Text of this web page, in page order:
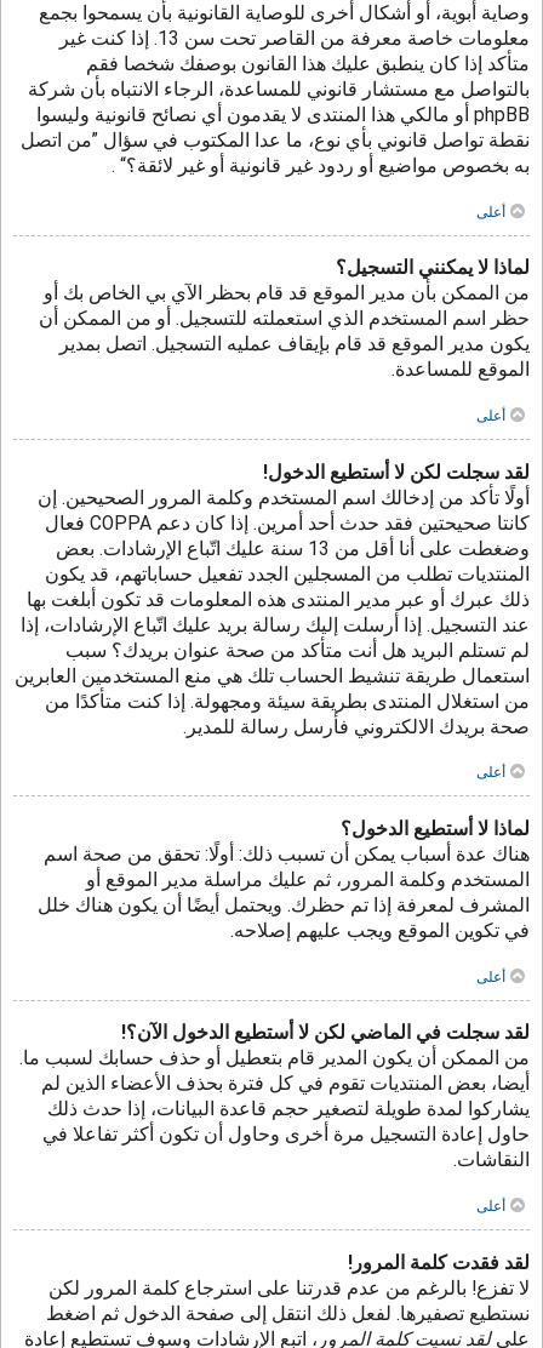
وصاية أبوية، أو أشكال أخرى للوصاية القانونية بأن يسمحوا بجمع
معلومات خاصة معرفة من القاصر تحت سن 13. إذا كنت غير
متأكد إذا كان ينطبق عليك هذا القانون بوصفك شخصا فقم
بالتواصل مع مستشار قانوني للمساعدة، الرجاء الانتباه بأن شركة
phpBB أو مالكي هذا المنتدى لا يقدمون أي نصائح قانونية وليسوا
نقطة تواصل قانوني بأي نوع، ما عدا المكتوب في سؤال ”من اتصل
به بخصوص مواضيع أو ردود غير قانونية أو غير لائقة؟“ .
أعلى
لماذا لا يمكنني التسجيل؟
من الممكن بأن مدير الموقع قد قام بحظر الآي بي الخاص بك أو
حظر اسم المستخدم الذي استعملته للتسجيل. أو من الممكن أن
يكون مدير الموقع قد قام بإيقاف عمليه التسجيل. اتصل بمدير
الموقع للمساعدة.
أعلى
لقد سجلت لكن لا أستطيع الدخول!
أولًا تأكد من إدخالك اسم المستخدم وكلمة المرور الصحيحين. إن
كانتا صحيحتين فقد حدث أحد أمرين. إذا كان دعم COPPA فعال
وضغطت على أنا أقل من 13 سنة عليك اتّباع الإرشادات. بعض
المنتديات تطلب من المسجلين الجدد تفعيل حساباتهم، قد يكون
ذلك عبرك أو عبر مدير المنتدى هذه المعلومات قد تكون أبلغت بها
عند التسجيل. إذا أرسلت إليك رسالة بريد عليك اتّباع الإرشادات، إذا
لم تستلم البريد هل أنت متأكد من صحة عنوان بريدك؟ سبب
استعمال طريقة تنشيط الحساب تلك هي منع المستخدمين العابرين
من استغلال المنتدى بطريقة سيئة ومجهولة. إذا كنت متأكدًا من
صحة بريدك الالكتروني فأرسل رسالة للمدير.
أعلى
لماذا لا أستطيع الدخول؟
هناك عدة أسباب يمكن أن تسبب ذلك: أولًا: تحقق من صحة اسم
المستخدم وكلمة المرور، ثم عليك مراسلة مدير الموقع أو
المشرف لمعرفة إذا تم حظرك. ويحتمل أيضًا أن يكون هناك خلل
في تكوين الموقع ويجب عليهم إصلاحه.
أعلى
لقد سجلت في الماضي لكن لا أستطيع الدخول الآن؟!
من الممكن أن يكون المدير قام بتعطيل أو حذف حسابك لسبب ما.
أيضا، بعض المنتديات تقوم في كل فترة بحذف الأعضاء الذين لم
يشاركوا لمدة طويلة لتصغير حجم قاعدة البيانات، إذا حدث ذلك
حاول إعادة التسجيل مرة أخرى وحاول أن تكون أكثر تفاعلا في
النقاشات.
أعلى
لقد فقدت كلمة المرور!
لا تفزع! بالرغم من عدم قدرتنا على استرجاع كلمة المرور لكن
نستطيع تصفيرها. لفعل ذلك انتقل إلى صفحة الدخول ثم اضغط
علىلقد نسيت كلمة المرور ، اتبع الإرشادات وسوف تستطيع إعادة